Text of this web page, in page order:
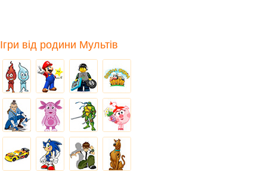
Ігри від родини Мультів